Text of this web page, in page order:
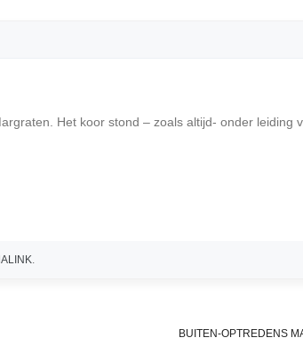
Het koor stond – zoals altijd- onder leiding
.
BUITEN-OPTREDENS